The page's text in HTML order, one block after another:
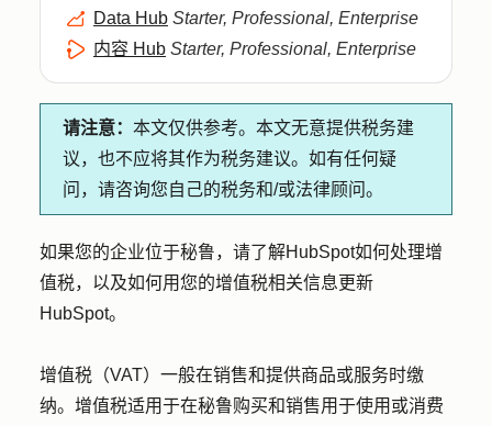
Data Hub Starter, Professional, Enterprise
内容 Hub Starter, Professional, Enterprise
请注意： 本文仅供参考。本文无意提供税务建
议，也不应将其作为税务建议。如有任何疑
问，请咨询您自己的税务和/或法律顾问。
如果您的企业位于秘鲁，请了解HubSpot如何处理增
值税，以及如何用您的增值税相关信息更新
HubSpot。
增值税（VAT）一般在销售和提供商品或服务时缴
纳。增值税适用于在秘鲁购买和销售用于使用或消费